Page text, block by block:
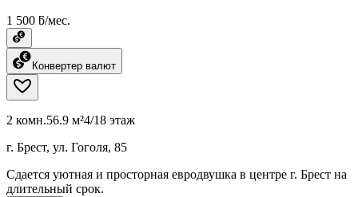
1 500 ƃ/мес.
Конвертер валют
2 комн.56.9 м²4/18 этаж
г. Брест, ул. Гоголя, 85
Сдается уютная и просторная евродвушка в центре г. Брест на
длительный срок.